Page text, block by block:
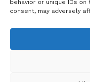
behavior or unique IDs
consent, may adversely
Sīkdatņu politika